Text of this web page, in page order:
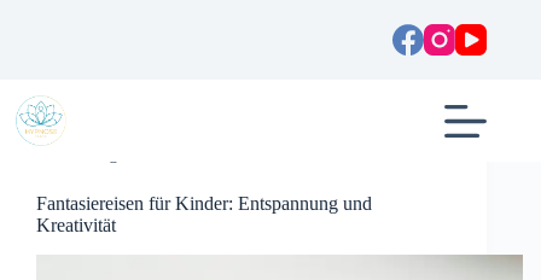
Fantasiereisen für Kinder: Entspannung und
Kreativität